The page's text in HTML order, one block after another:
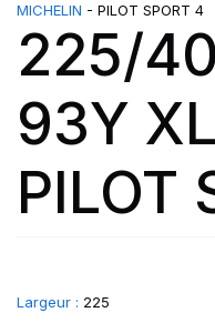
MICHELIN - PILOT SPORT 4
225/
93Y
PILOT
Largeur : 225